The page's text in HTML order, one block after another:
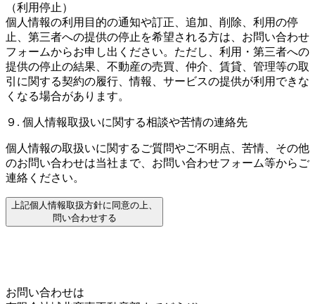
（利用停止）
個人情報の利用目的の通知や訂正、追加、削除、利用の停
止、第三者への提供の停止を希望される方は、お問い合わせ
フォームからお申し出ください。ただし、利用・第三者への
提供の停止の結果、不動産の売買、仲介、賃貸、管理等の取
引に関する契約の履行、情報、サービスの提供が利用できな
くなる場合があります。
９. 個人情報取扱いに関する相談や苦情の連絡先
個人情報の取扱いに関するご質問やご不明点、苦情、その他
のお問い合わせは当社まで、お問い合わせフォーム等からご
連絡ください。
上記個人情報取扱方針に同意の上、
問い合わせする
お問い合わせは